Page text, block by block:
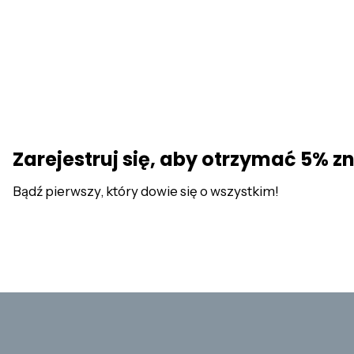
Zarejestruj się, aby otrzymać 5%
Bądź pierwszy, który dowie się o wszystkim!